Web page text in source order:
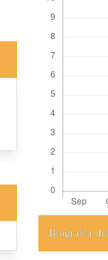
Biografía